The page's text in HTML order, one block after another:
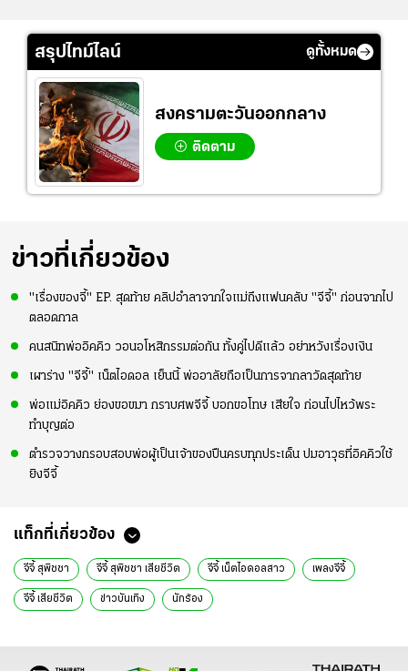
สรุปไทม์ไลน์ ดูทั้งหมด
สงครามตะวันออกกลาง
ติดตาม
ข่าวที่เกี่ยวข้อง
"เรื่องของจี้" EP. สุดท้าย คลิปอำลาจากใจแม่ถึงแฟนคลับ "จีจี้" ก่อนจากไป
ตลอดกาล
คนสนิทพ่ออิคคิว วอนอโหสิกรรมต่อกัน ทั้งคู่ไปดีแล้ว อย่าหวังเรื่องเงิน
เผาร่าง "จีจี้" เน็ตไอดอล เย็นนี้ พ่ออาลัยถือเป็นการจากลาวัดสุดท้าย
พ่อแม่อิคคิว ย่องขอขมา กราบศพจีจี้ บอกขอโทษ เสียใจ ก่อนไปไหว้พระ
ทำบุญต่อ
ตำรวจวางกรอบสอบพ่อผู้เป็นเจ้าของปืนครบทุกประเด็น ปมอาวุธที่อิคคิวใช้
ยิงจีจี้
แท็กที่เกี่ยวข้อง
จีจี้ สุพิชชา จีจี้ สุพิชชา เสียชีวิต จีจี้ เน็ตไอดอลสาว เพลงจีจี้
จีจี้ เสียชีวิต ข่าวบันเทิง นักร้อง